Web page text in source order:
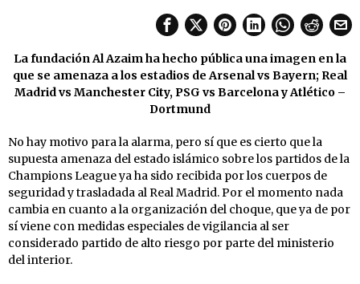
La fundación Al Azaim ha hecho pública una imagen en la
que se amenaza a los estadios de Arsenal vs Bayern; Real
Madrid vs Manchester City, PSG vs Barcelona y Atlético –
Dortmund
No hay motivo para la alarma, pero sí que es cierto que la
supuesta amenaza del estado islámico sobre los partidos de la
Champions League ya ha sido recibida por los cuerpos de
seguridad y trasladada al Real Madrid. Por el momento nada
cambia en cuanto a la organización del choque, que ya de por
sí viene con medidas especiales de vigilancia al ser
considerado partido de alto riesgo por parte del ministerio
del interior.